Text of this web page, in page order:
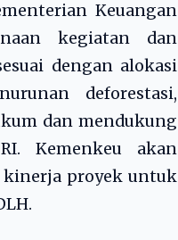
Keuangan
kegiatan dan
dengan alokasi
deforestasi,
dan mendukung
Kemenkeu akan
kinerja proyek untuk